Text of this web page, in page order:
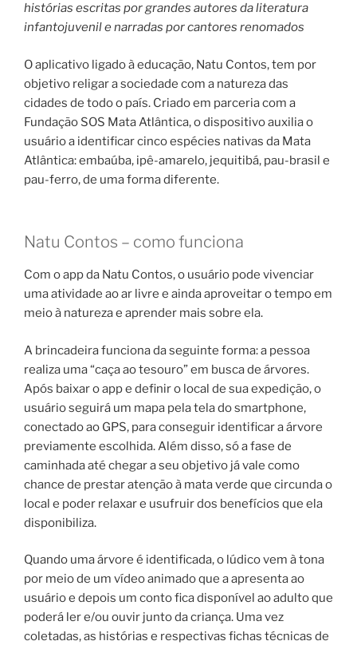
histórias escritas por grandes autores da literatura
infantojuvenil e narradas por cantores renomados
O aplicativo ligado à educação, Natu Contos, tem por
objetivo religar a sociedade com a natureza das
cidades de todo o país. Criado em parceria com a
Fundação SOS Mata Atlântica, o dispositivo auxilia o
usuário a identificar cinco espécies nativas da Mata
Atlântica: embaúba, ipê-amarelo, jequitibá, pau-brasil e
pau-ferro, de uma forma diferente.
Natu Contos – como funciona
Com o app da Natu Contos, o usuário pode vivenciar
uma atividade ao ar livre e ainda aproveitar o tempo em
meio à natureza e aprender mais sobre ela.
A brincadeira funciona da seguinte forma: a pessoa
realiza uma “caça ao tesouro” em busca de árvores.
Após baixar o app e definir o local de sua expedição, o
usuário seguirá um mapa pela tela do smartphone,
conectado ao GPS, para conseguir identificar a árvore
previamente escolhida. Além disso, só a fase de
caminhada até chegar a seu objetivo já vale como
chance de prestar atenção à mata verde que circunda o
local e poder relaxar e usufruir dos benefícios que ela
disponibiliza.
Quando uma árvore é identificada, o lúdico vem à tona
por meio de um vídeo animado que a apresenta ao
usuário e depois um conto fica disponível ao adulto que
poderá ler e/ou ouvir junto da criança. Uma vez
coletadas, as histórias e respectivas fichas técnicas de